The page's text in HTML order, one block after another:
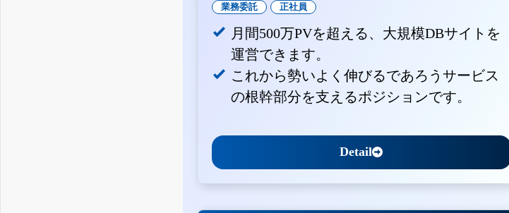
業務委託 正社員
月間500万PVを超える、大規模DBサイトを
運営できます。
これから勢いよく伸びるであろうサービス
の根幹部分を支えるポジションです。
Detail